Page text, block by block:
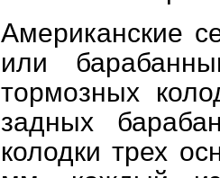
Американские
или
тормозных
задных
колодки трех